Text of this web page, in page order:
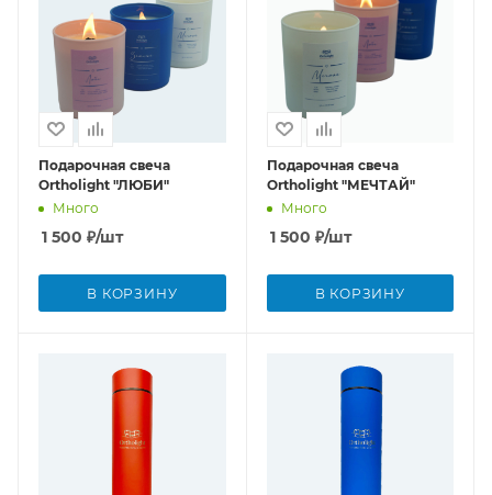
Подарочная свеча
Ortholight "ЛЮБИ"
Много
1 500 ₽/шт
В КОРЗИНУ
Подарочная свеча
Ortholight "МЕЧТАЙ"
Много
1 500 ₽/шт
В КОРЗИНУ